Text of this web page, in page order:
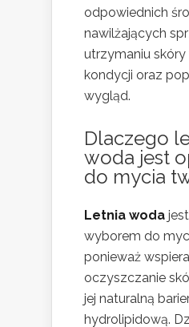
odpowiednich
nawilżających
utrzymaniu skóry
kondycji oraz
wygląd.
Dlaczego
woda jest
do mycia
Letnia woda
wyborem do
ponieważ
oczyszczanie
jej naturalną
hydrolipidową.